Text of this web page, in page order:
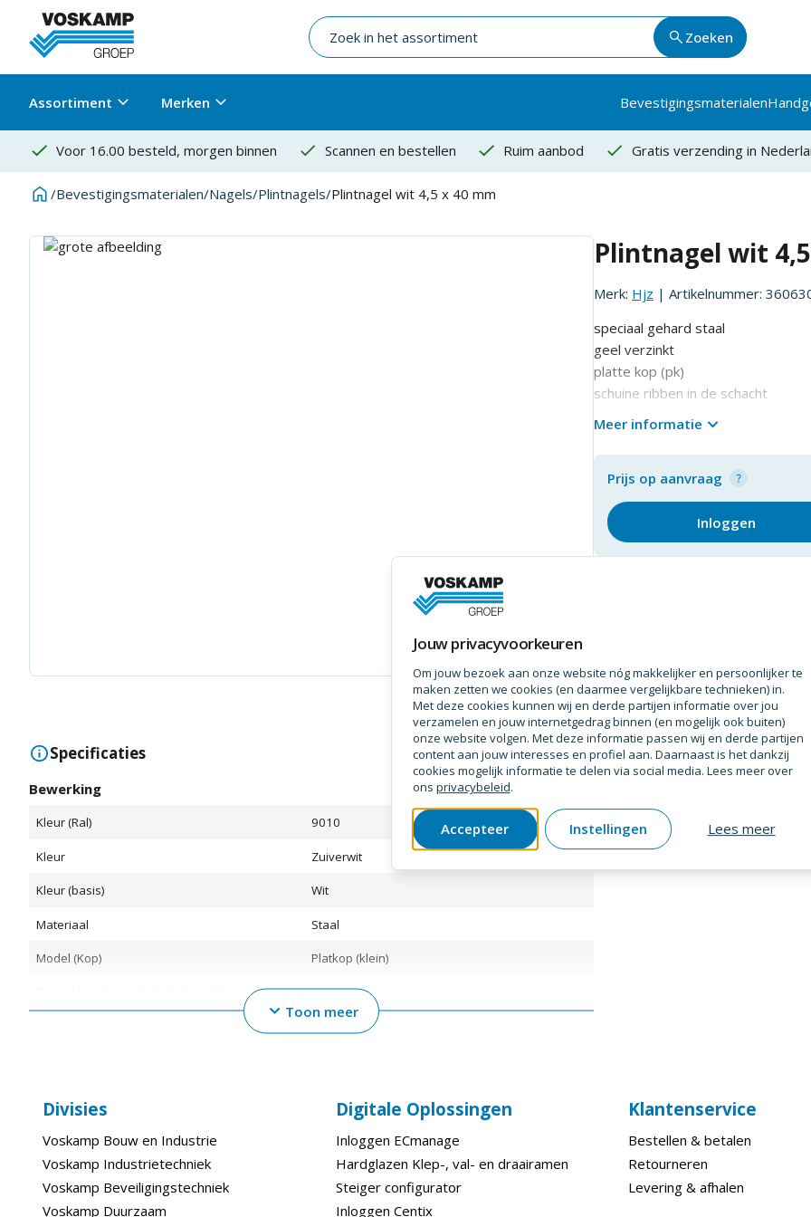
Zoeken
Assortiment Merken Bevestigingsmaterialen
Voor 16.00 besteld, morgen binnen Scannen en bestellen Ruim aanbod Gratis verzending in
/Bevestigingsmaterialen/Nagels/Plintnagels/Plintnagel wit 4,5 x 40 mm
Plintnagel wit
Merk: Hjz | Artikelnummer:
speciaal gehard staal
geel verzinkt
platte kop (pk)
schuine ribben in de schacht
verpakking: doos 250 stuks
Meer informatie
Prijs op aanvraag
Inloggen
Specificaties
Bewerking
Kleur (Ral) 9010
Kleur Zuiverwit
Kleur (basis) Wit
Materiaal Staal
Model (Kop) Platkop (klein)
Verzinkt
Diameter (mm)
Lengte (Nagel)
Diameter (Nagel)
Toon meer
Divisies
Voskamp Bouw en Industrie
Voskamp Industrietechniek
Voskamp Beveiligingstechniek
Voskamp Duurzaam
Digitale Oplossingen
Inloggen ECmanage
Hardglazen Klep-, val- en draairamen
Steiger configurator
Inloggen Centix
Klantenservice
Bestellen & betalen
Retourneren
Levering & afhalen
Jouw privacyvoorkeuren
Om jouw bezoek aan onze website nóg makkelijker en persoonlijker te
maken zetten we cookies (en daarmee vergelijkbare technieken) in.
Met deze cookies kunnen wij en derde partijen informatie over jou
verzamelen en jouw internetgedrag binnen (en mogelijk ook buiten)
onze website volgen. Met deze informatie passen wij en derde partijen
content aan jouw interesses en profiel aan. Daarnaast is het dankzij
cookies mogelijk informatie te delen via social media. Lees meer over
ons privacybeleid.
Accepteer Instellingen Lees meer